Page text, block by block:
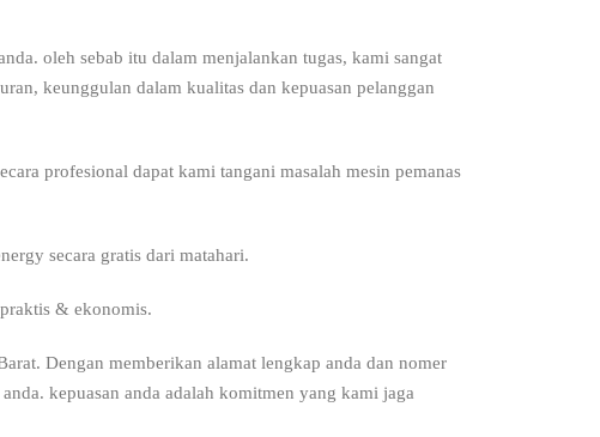
oleh sebab itu dalam menjalankan tugas, kami sangat
keunggulan dalam kualitas dan kepuasan pelanggan
profesional dapat kami tangani masalah mesin pemanas
secara gratis dari matahari.
& ekonomis.
Dengan memberikan alamat lengkap anda dan nomer
kepuasan anda adalah komitmen yang kami jaga